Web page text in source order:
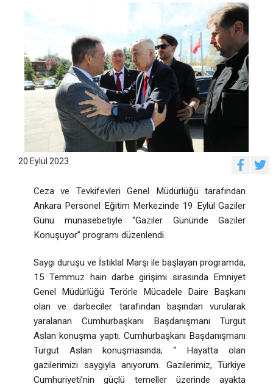
20 Eylül 2023
Ceza ve Tevkifevleri Genel Müdürlüğü tarafından
Ankara Personel Eğitim Merkezinde 19 Eylül Gaziler
Günü münasebetiyle “Gaziler Gününde Gaziler
Konuşuyor” programı düzenlendi.
Saygı duruşu ve İstiklal Marşı ile başlayan programda,
15 Temmuz hain darbe girişimi sırasında Emniyet
Genel Müdürlüğü Terörle Mücadele Daire Başkanı
olan ve darbeciler tarafından başından vurularak
yaralanan Cumhurbaşkanı Başdanışmanı Turgut
Aslan konuşma yaptı. Cumhurbaşkanı Başdanışmanı
Turgut Aslan konuşmasında; “ Hayatta olan
gazilerimizi saygıyla anıyorum. Gazilerimiz, Türkiye
Cumhuriyeti’nin güçlü temeller üzerinde ayakta